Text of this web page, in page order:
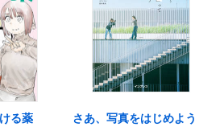
る薬
さあ、写真をはじめよう